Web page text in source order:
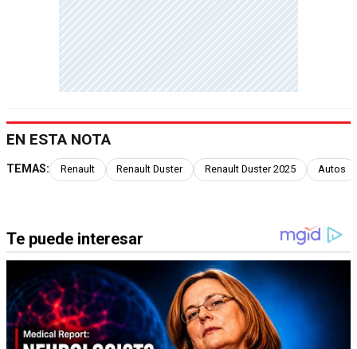
EN ESTA NOTA
TEMAS: Renault Renault Duster Renault Duster 2025 Autos